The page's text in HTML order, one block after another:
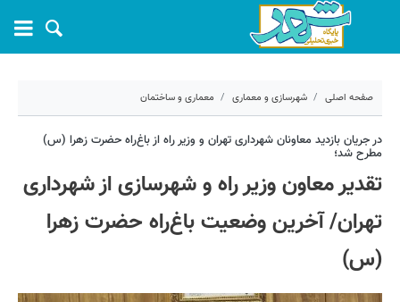
صفحه اصلی شهرسازی و معماری معماری و ساختمان
۱۰ خرداد ۱۴۰۵ - ۱۷:۳۶
در جریان بازدید معاونان شهرداری تهران و وزیر راه از باغ‌راه حضرت زهرا (س)
مطرح شد؛
تقدیر معاون وزیر راه و شهرسازی از شهرداری
تهران/ آخرین وضعیت باغ‌راه حضرت زهرا
(س)